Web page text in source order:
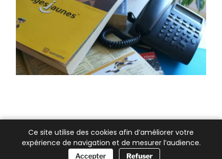
Ce site utilise des cookies afin d’améliorer votre
expérience de navigation et de mesurer l’audience.
Accepter Refuser📞 Besoin d’aide ?